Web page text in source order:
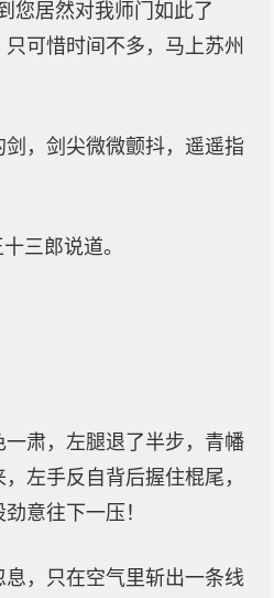
您居然对我师门如此了
可惜时间不多，马上苏州
，剑尖微微颤抖，遥遥指
三郎说道。
一肃，左腿退了半步，青幡
左手反自背后握住棍尾，
意往下一压！
，只在空气里斩出一条线